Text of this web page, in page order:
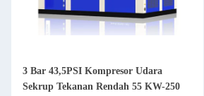
3 Bar 43,5PSI Kompresor Udara
Sekrup Tekanan Rendah 55 KW-250